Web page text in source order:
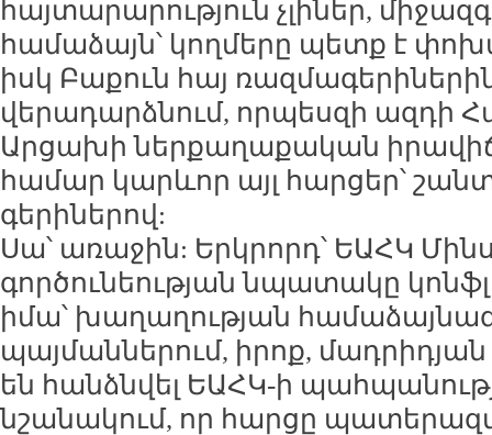
հայտարարություն չլիներ,
համաձայն՝ կողմերը պետք է
իսկ Բաքուն հայ
վերադարձնում, որպեսզի ազդի
Արցախի ներքաղաքական
համար կարևոր այլ հարցեր՝
գերիներով:
Սա՝ առաջին: Երկրորդ՝ ԵԱՀԿ
գործունեության նպատակը
իմա՝ խաղաղության
պայմաններում, իրոք,
են հանձնվել ԵԱՀԿ-ի
նշանակում, որ հարցը